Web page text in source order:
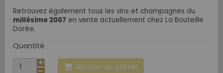
Retrouvez également tous les vins et champagnes du
millésime 2007 en vente actuellement chez La Bouteille
Dorée.
Quantité
 Ajouter au panier